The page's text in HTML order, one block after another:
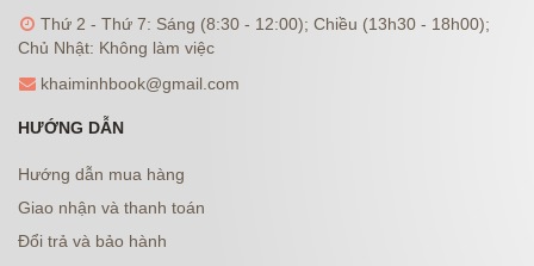
Thứ 2 - Thứ 7: Sáng (8:30 - 12:00); Chiều (13h30 - 18h00);
Chủ Nhật: Không làm việc
khaiminhbook@gmail.com
HƯỚNG DẪN
Hướng dẫn mua hàng
Giao nhận và thanh toán
Đổi trả và bảo hành